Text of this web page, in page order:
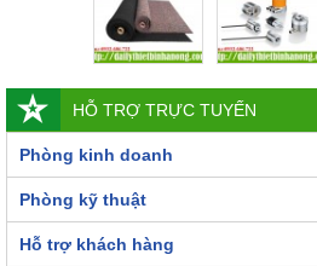
HỖ TRỢ TRỰC TUYẾN
Phòng kinh doanh
Phòng kỹ thuật
Hỗ trợ khách hàng